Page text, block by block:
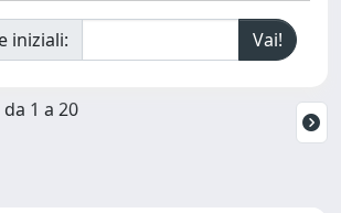
iniziali:
1 a 20